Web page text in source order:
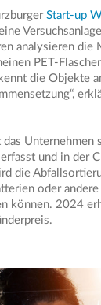
Start-up
analysieren die
PET-
die Objekte
Unternehmen
und in der
die
oder
können. 2024